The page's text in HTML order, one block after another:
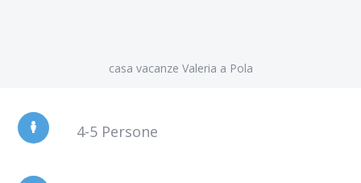
casa vacanze Valeria a Pola
4-5 Persone